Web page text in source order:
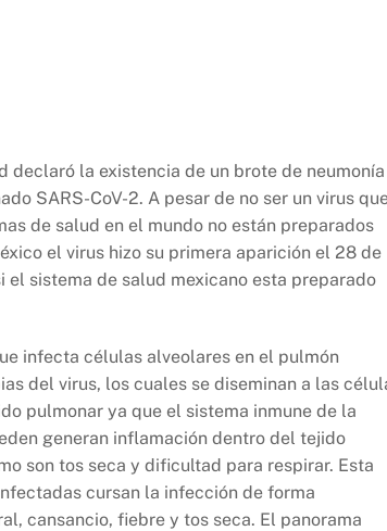
declaró la existencia de un brote de neumonía
SARS-CoV-2. A pesar de no ser un virus
de salud en el mundo no están preparados
el virus hizo su primera aparición el 28 de
sistema de salud mexicano esta preparado
infecta células alveolares en el pulmón
del virus, los cuales se diseminan a las
pulmonar ya que el sistema inmune de la
generan inflamación dentro del tejido
son tos seca y dificultad para respirar. Esta
cursan la infección de forma
cansancio, fiebre y tos seca. El panorama